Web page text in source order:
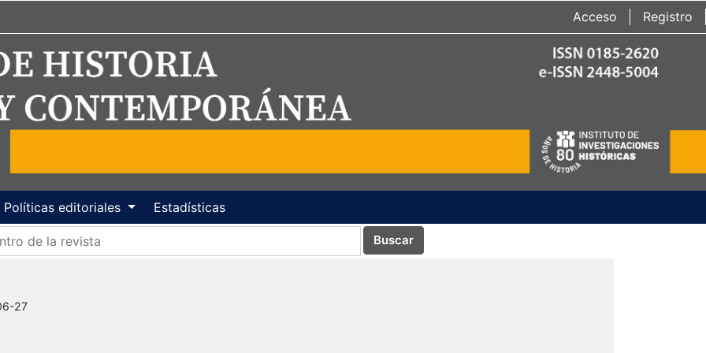
Acceso Registro
Políticas editoriales Estadísticas
Buscar
27